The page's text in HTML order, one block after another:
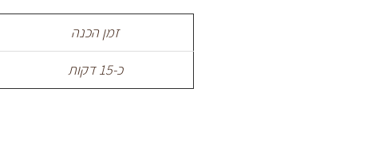
זמן הכנה
כ-15 דקות